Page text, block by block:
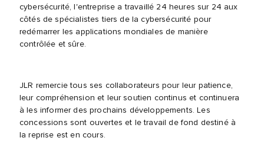
cybersécurité, l'entreprise a travaillé 24 heures sur 24 aux
côtés de spécialistes tiers de la cybersécurité pour
redémarrer les applications mondiales de manière
contrôlée et sûre.
JLR remercie tous ses collaborateurs pour leur patience,
leur compréhension et leur soutien continus et continuera
à les informer des prochains développements. Les
concessions sont ouvertes et le travail de fond destiné à
la reprise est en cours.